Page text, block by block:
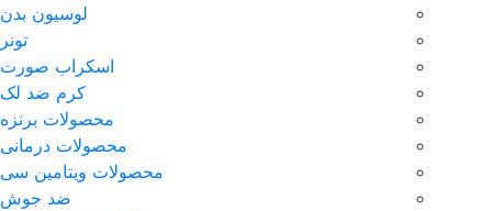
لوسیون بدن
تونر
اسکراب صورت
کرم ضد لک
محصولات برنزه
محصولات درمانی
محصولات ویتامین سی
ضد جوش